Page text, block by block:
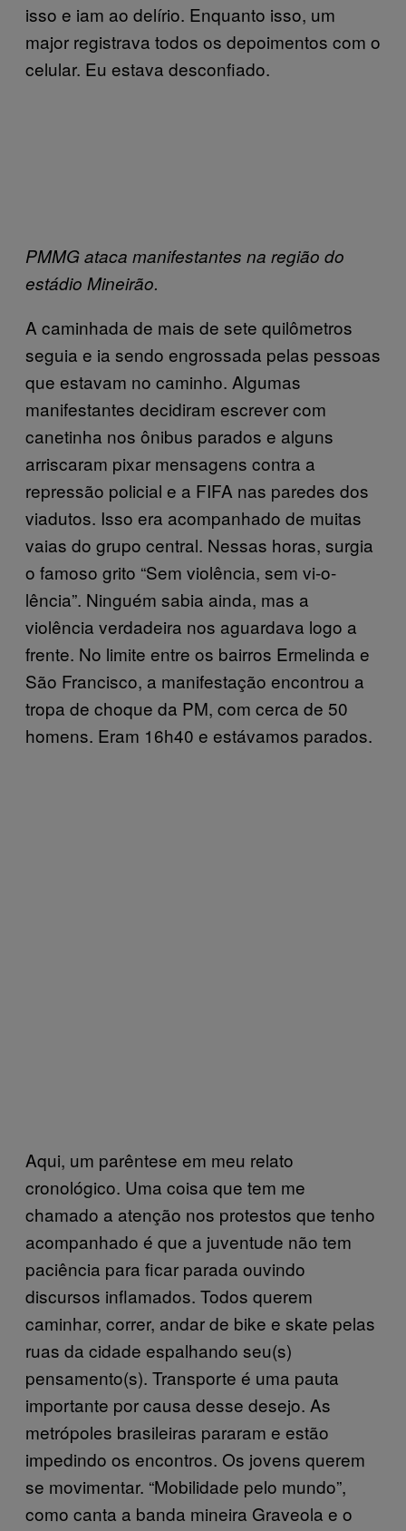
isso e iam ao delírio. Enquanto isso, um
major registrava todos os depoimentos com o
celular. Eu estava desconfiado.
PMMG ataca manifestantes na região do
estádio Mineirão.
A caminhada de mais de sete quilômetros
seguia e ia sendo engrossada pelas pessoas
que estavam no caminho. Algumas
manifestantes decidiram escrever com
canetinha nos ônibus parados e alguns
arriscaram pixar mensagens contra a
repressão policial e a FIFA nas paredes dos
viadutos. Isso era acompanhado de muitas
vaias do grupo central. Nessas horas, surgia
o famoso grito “Sem violência, sem vi-o-
lência”. Ninguém sabia ainda, mas a
violência verdadeira nos aguardava logo a
frente. No limite entre os bairros Ermelinda e
São Francisco, a manifestação encontrou a
tropa de choque da PM, com cerca de 50
homens. Eram 16h40 e estávamos parados.
Aqui, um parêntese em meu relato
cronológico. Uma coisa que tem me
chamado a atenção nos protestos que tenho
acompanhado é que a juventude não tem
paciência para ficar parada ouvindo
discursos inflamados. Todos querem
caminhar, correr, andar de bike e skate pelas
ruas da cidade espalhando seu(s)
pensamento(s). Transporte é uma pauta
importante por causa desse desejo. As
metrópoles brasileiras pararam e estão
impedindo os encontros. Os jovens querem
se movimentar. “Mobilidade pelo mundo”,
como canta a banda mineira Graveola e o